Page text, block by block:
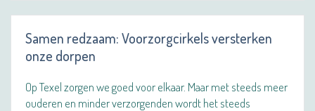
Samen redzaam: Voorzorgcirkels versterken
onze dorpen
Op Texel zorgen we goed voor elkaar. Maar met steeds meer
ouderen en minder verzorgenden wordt het steeds